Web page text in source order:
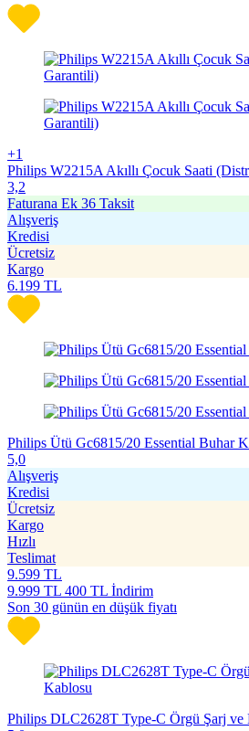
+1
Philips W2215A Akıllı Çocuk Saati
3,2
Faturana Ek 36 Taksit
Alışveriş
Kredisi
Ücretsiz
Kargo
6.199 TL
Philips Ütü Gc6815/20 Essential Buhar
5,0
Alışveriş
Kredisi
Ücretsiz
Kargo
Hızlı
Teslimat
9.599 TL
9.999 TL 400 TL İndirim
Son 30 günün en düşük fiyatı
Philips DLC2628T Type-C Örgü Şarj ve